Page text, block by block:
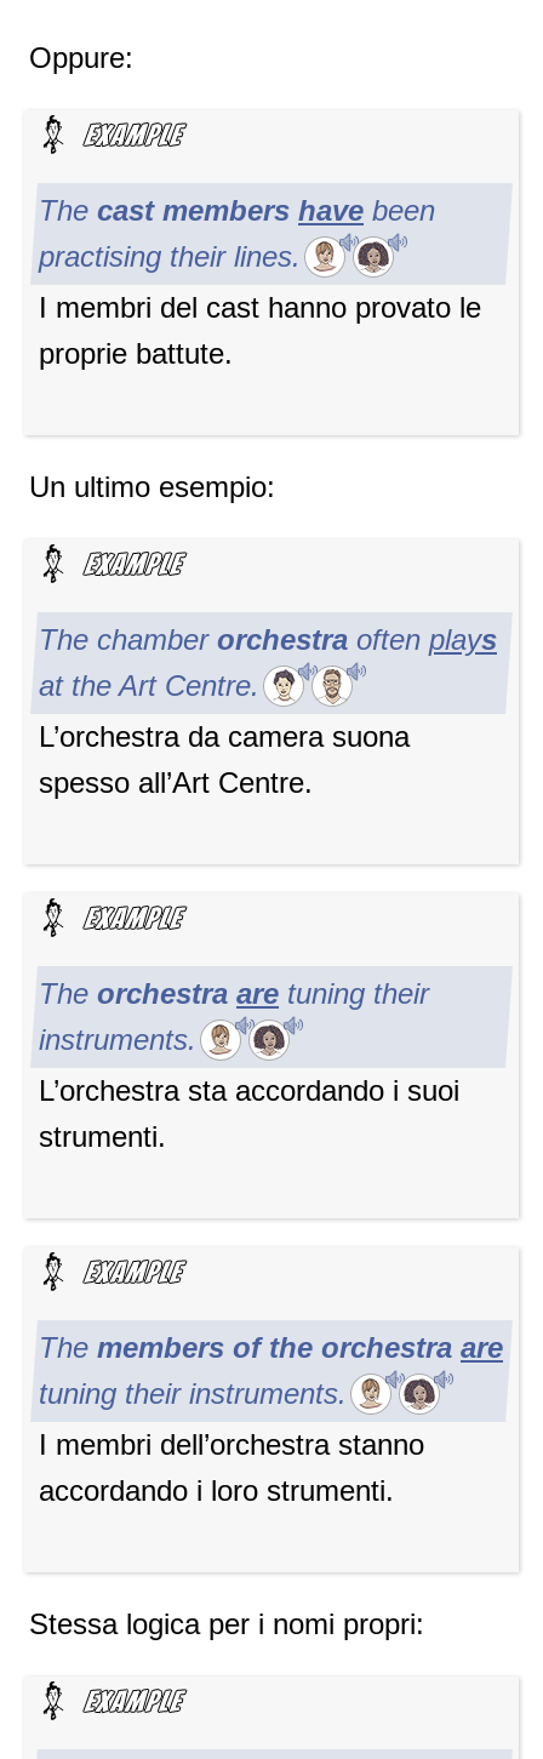
Oppure:
The cast members have been
practising their lines.
I membri del cast hanno provato le
proprie battute.
Un ultimo esempio:
The chamber orchestra often plays
at the Art Centre.
L’orchestra da camera suona
spesso all’Art Centre.
The orchestra are tuning their
instruments.
L’orchestra sta accordando i suoi
strumenti.
The members of the orchestra are
tuning their instruments.
I membri dell’orchestra stanno
accordando i loro strumenti.
Stessa logica per i nomi propri: